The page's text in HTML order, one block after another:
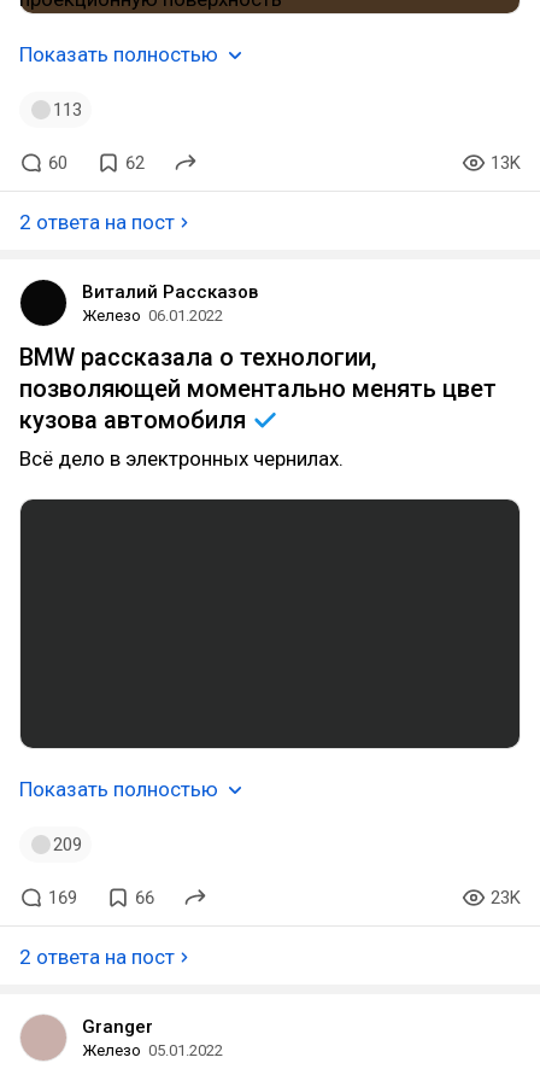
Показать полностью
113
60 62 13K
2 ответа на пост
Виталий Рассказов
Железо 06.01.2022
BMW рассказала о технологии,
позволяющей моментально менять цвет
кузова автомобиля
Всё дело в электронных чернилах.
Показать полностью
209
169 66 23K
2 ответа на пост
Granger
Железо 05.01.2022